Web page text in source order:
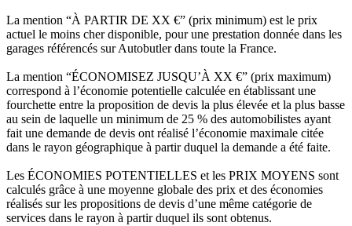
La mention “À PARTIR DE XX €” (prix minimum) est le prix
actuel le moins cher disponible, pour une prestation donnée dans les
garages référencés sur Autobutler dans toute la France.
La mention “ÉCONOMISEZ JUSQU’À XX €” (prix maximum)
correspond à l’économie potentielle calculée en établissant une
fourchette entre la proposition de devis la plus élevée et la plus basse
au sein de laquelle un minimum de 25 % des automobilistes ayant
fait une demande de devis ont réalisé l’économie maximale citée
dans le rayon géographique à partir duquel la demande a été faite.
Les ÉCONOMIES POTENTIELLES et les PRIX MOYENS sont
calculés grâce à une moyenne globale des prix et des économies
réalisés sur les propositions de devis d’une même catégorie de
services dans le rayon à partir duquel ils sont obtenus.